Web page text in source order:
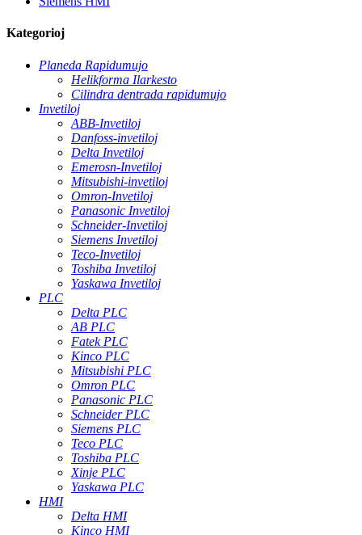
Kategorioj
Planeda Rapidumujo
Helikforma Ilarkesto
Cilindra dentrada rapidumujo
Invetiloj
ABB-Invetiloj
Danfoss-invetiloj
Delta Invetiloj
Emerosn-Invetiloj
Mitsubishi-invetiloj
Omron-Invetiloj
Panasonic Invetiloj
Schneider-Invetiloj
Siemens Invetiloj
Teco-Invetiloj
Toshiba Invetiloj
Yaskawa Invetiloj
PLC
Delta PLC
AB PLC
Fatek PLC
Kinco PLC
Mitsubishi PLC
Omron PLC
Panasonic PLC
Schneider PLC
Siemens PLC
Teco PLC
Toshiba PLC
Xinje PLC
Yaskawa PLC
HMI
Delta HMI
Kinco HMI